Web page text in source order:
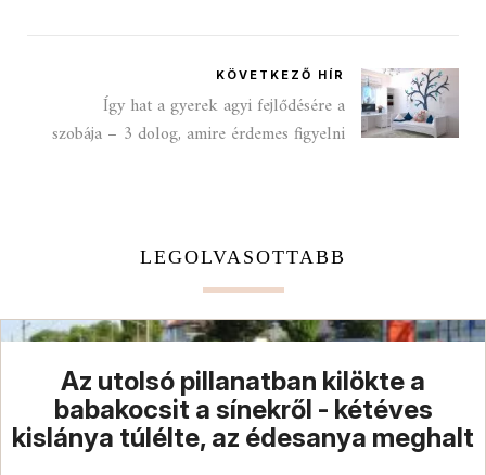
KÖVETKEZŐ HÍR
Így hat a gyerek agyi fejlődésére a
szobája – 3 dolog, amire érdemes figyelni
LEGOLVASOTTABB
Az utolsó pillanatban kilökte a
babakocsit a sínekről - kétéves
kislánya túlélte, az édesanya meghalt